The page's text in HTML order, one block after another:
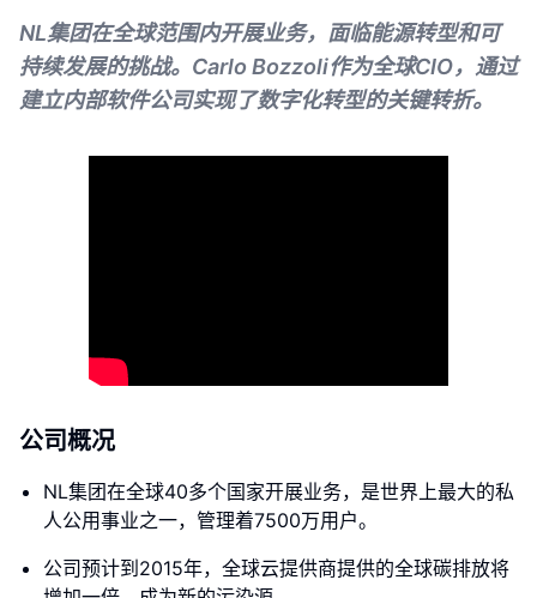
NL集团在全球范围内开展业务，面临能源转型和可
持续发展的挑战。Carlo Bozzoli作为全球CIO，通过
建立内部软件公司实现了数字化转型的关键转折。
公司概况
NL集团在全球40多个国家开展业务，是世界上最大的私
人公用事业之一，管理着7500万用户。
公司预计到2015年，全球云提供商提供的全球碳排放将